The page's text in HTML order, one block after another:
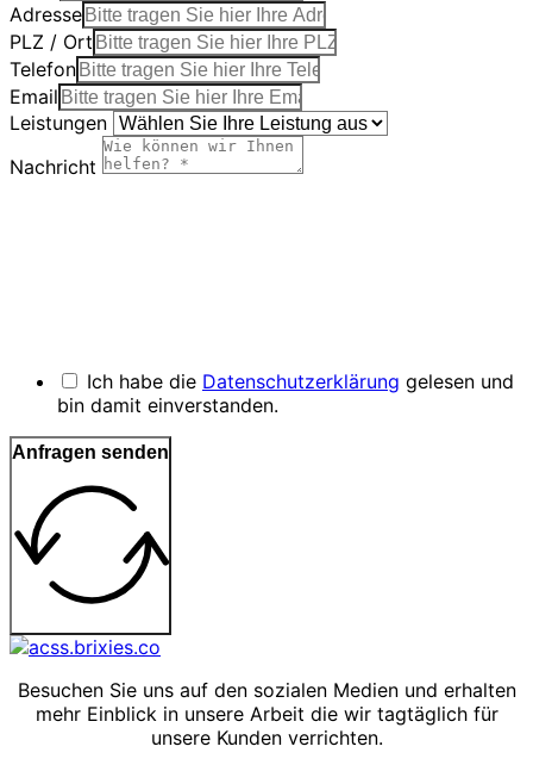
Adresse
PLZ / Ort
Telefon
Email
Leistungen
Nachricht
Ich habe die Datenschutzerklärung gelesen und
bin damit einverstanden.
Anfragen senden
Besuchen Sie uns auf den sozialen Medien und erhalten
mehr Einblick in unsere Arbeit die wir tagtäglich für
unsere Kunden verrichten.